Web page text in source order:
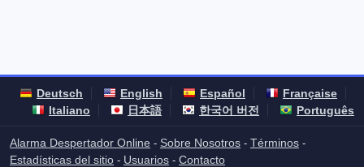
Deutsch English Español
Française
Italiano
日本語 한국어 버전 Português
Alarma Despertador Online - Sobre Nosotros - Términos -
Estadísticas del sitio - Usuarios - Contacto